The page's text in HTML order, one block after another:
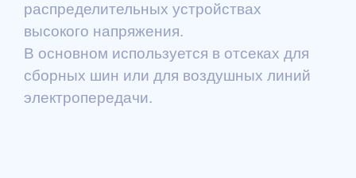
распределительных устройствах
высокого напряжения.
В основном используется в отсеках для
сборных шин или для воздушных линий
электропередачи.